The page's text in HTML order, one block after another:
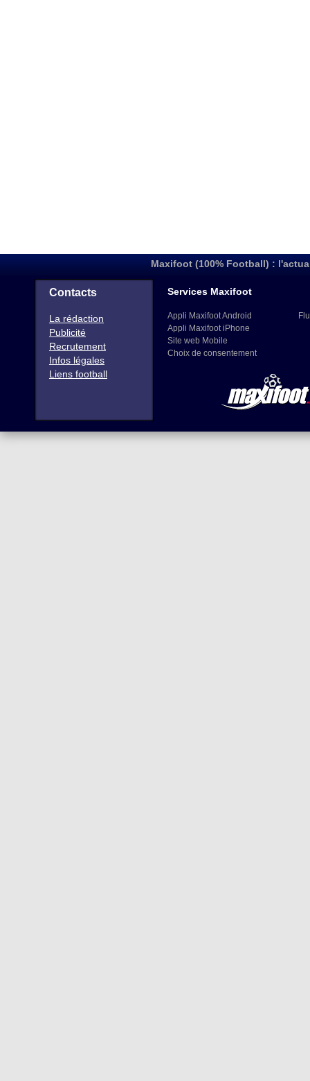
Maxifoot (100% Football) :
Contacts
La rédaction
Publicité
Recrutement
Infos légales
Liens football
Services Maxifoot
Appli Maxifoot Android
Appli Maxifoot iPhone
Site web Mobile
Choix de consentement